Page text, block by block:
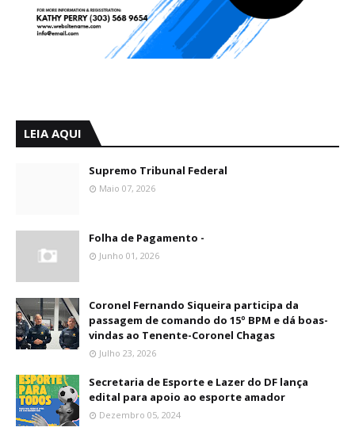
LEIA AQUI
Supremo Tribunal Federal
Maio 07, 2026
Folha de Pagamento -
Junho 01, 2026
Coronel Fernando Siqueira participa da
passagem de comando do 15º BPM e dá boas-
vindas ao Tenente-Coronel Chagas
Julho 23, 2026
Secretaria de Esporte e Lazer do DF lança
edital para apoio ao esporte amador
Dezembro 05, 2024